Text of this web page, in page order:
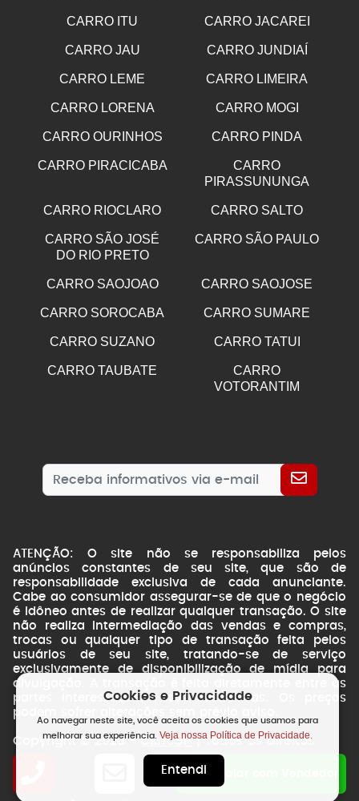
CARRO ITU CARRO JACAREI
CARRO JAU CARRO JUNDIAÍ
CARRO LEME CARRO LIMEIRA
CARRO LORENA CARRO MOGI
CARRO OURINHOS CARRO PINDA
CARRO PIRACICABA
CARRO
PIRASSUNUNGA
CARRO RIOCLARO CARRO SALTO
CARRO SÃO JOSÉ
DO RIO PRETO
CARRO SÃO PAULO
CARRO SAOJOAO CARRO SAOJOSE
CARRO SOROCABA CARRO SUMARE
CARRO SUZANO CARRO TATUI
CARRO TAUBATE
CARRO
VOTORANTIM
ATENÇÃO: O site não se responsabiliza pelos
anúncios constantes de seu site, que são de
responsabilidade exclusiva de cada anunciante.
Cabe ao consumidor assegurar-se de que o negócio
é idôneo antes de realizar qualquer transação. O site
não realiza intermediação das vendas e compras,
trocas ou qualquer tipo de transação feita pelos
usuários de seu site, tratando-se de serviço
exclusivamente de disponibilização de mídia para
divulgação. A transação é feita diretamente entre as
partes interessadas. Fotos ilustrativas. Os preços
podem sofrer alterações sem prévio aviso.
Copyright © 2026 -CarroSP| Todos os direitos
reservados.
Cookies e Privacidade
Ao navegar neste site, você aceita os cookies que usamos para
melhorar sua experiência.Veja nossa Política de Privacidade.
Entendi